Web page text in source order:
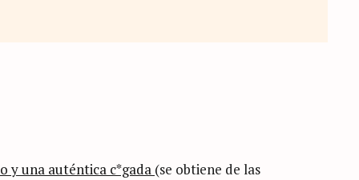
y una auténtica c*gada (se obtiene de las